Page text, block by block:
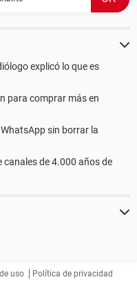
explicó lo que es
para comprar más en
sin borrar la
de 4.000 años de
uso
Política de privacidad